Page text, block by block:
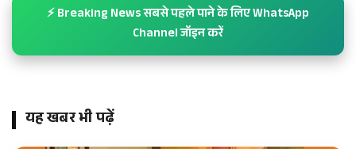
⚡ Breaking News सबसे पहले पाने के लिए WhatsApp
Channel जॉइन करें
यह खबर भी पढ़ें